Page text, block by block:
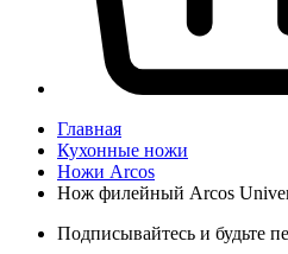
Главная
Кухонные ножи
Ножи Arcos
Нож филейный Arcos
Подписывайтесь и будьте